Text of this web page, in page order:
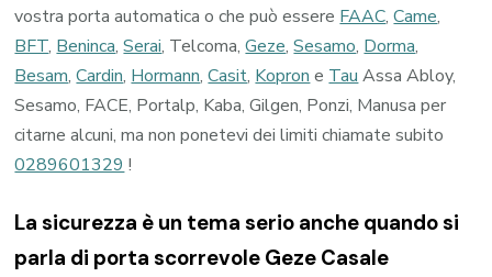
vostra porta automatica o che può essere FAAC,Came,
BFT, Beninca,Serai, Telcoma,Geze,Sesamo, Dorma,
Besam,Cardin, Hormann,Casit, Kopron e Tau Assa Abloy,
Sesamo, FACE, Portalp, Kaba, Gilgen, Ponzi, Manusa per
citarne alcuni, ma non ponetevi dei limiti chiamate subito
0289601329 !
La sicurezza è un tema serio anche quando si
parla di porta scorrevole Geze Casale